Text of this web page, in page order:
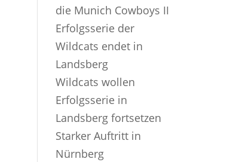
die Munich Cowboys II
Erfolgsserie der
Wildcats endet in
Landsberg
Wildcats wollen
Erfolgsserie in
Landsberg fortsetzen
Starker Auftritt in
Nürnberg